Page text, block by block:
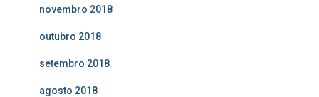
novembro 2018
outubro 2018
setembro 2018
agosto 2018